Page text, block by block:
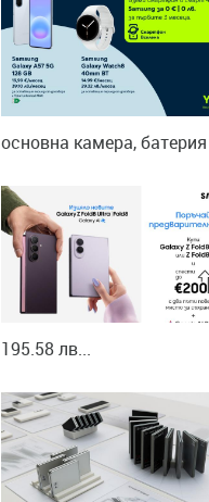
основна камера,
195.58 лв...